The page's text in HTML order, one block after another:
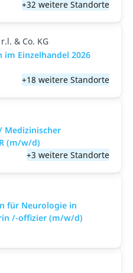
+32 weitere Standorte
r.l. & Co. KG
Einzelhandel 2026
+18 weitere Standorte
Medizinischer
(m/w/d)
+3 weitere Standorte
für Neurologie in
/-offizier (m/w/d)